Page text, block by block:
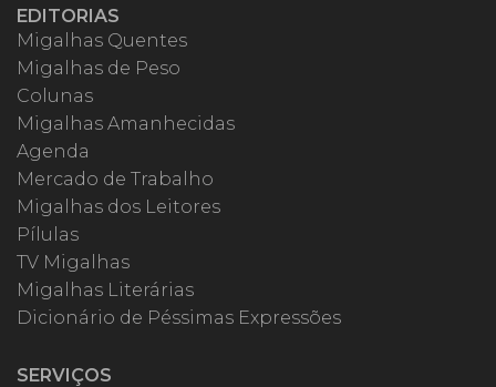
EDITORIAS
Migalhas Quentes
Migalhas de Peso
Colunas
Migalhas Amanhecidas
Agenda
Mercado de Trabalho
Migalhas dos Leitores
Pílulas
TV Migalhas
Migalhas Literárias
Dicionário de Péssimas Expressões
SERVIÇOS